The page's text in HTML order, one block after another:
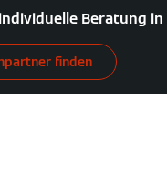
Beratung
finden